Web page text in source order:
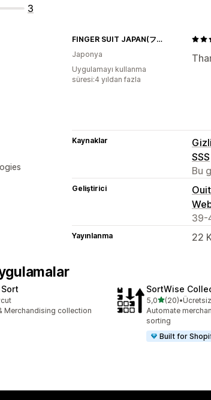
3
FINGER SUIT JAPAN(フィンガースーツ・ジャパン)
Japonya
Uygulamayı kullanma
süresi:4 yıldan fazla
Kaynaklar
SSS
Bu
Geliştirici
39-
Yayınlanma 22
Merchandising collection
SortWise
5,05 yıldız
(20)
toplam 20•
Automate
sorting
Built for